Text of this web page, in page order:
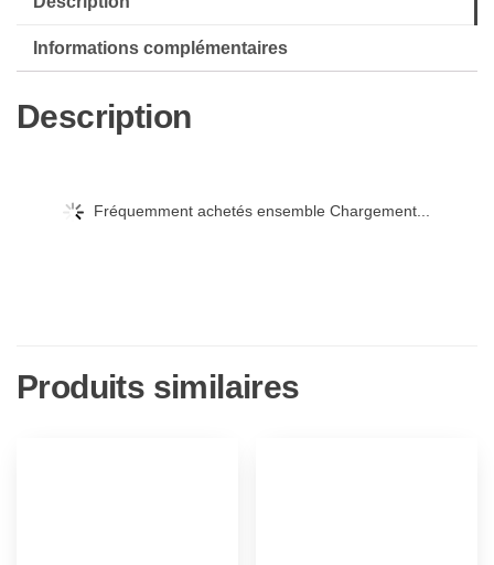
Informations complémentaires
Description
Fréquemment achetés ensemble Chargement...
Produits similaires